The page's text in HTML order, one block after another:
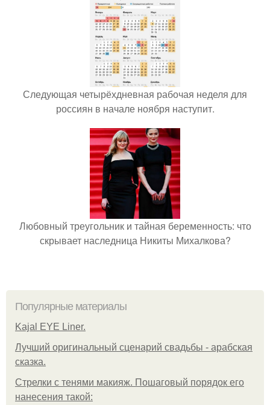
Следующая четырёхдневная рабочая неделя для
россиян в начале ноября наступит.
Любовный треугольник и тайная беременность: что
скрывает наследница Никиты Михалкова?
Популярные материалы
Kajal EYE Liner.
Лучший оригинальный сценарий свадьбы - арабская
сказка.
Стрелки с тенями макияж. Пошаговый порядок его
нанесения такой: